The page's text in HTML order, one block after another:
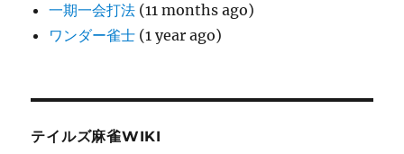
一期一会打法 (11 months ago)
ワンダー雀士 (1 year ago)
テイルズ麻雀WIKI